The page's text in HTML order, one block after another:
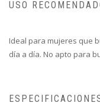
USO
Ideal para mujeres que
día a día. No apto para